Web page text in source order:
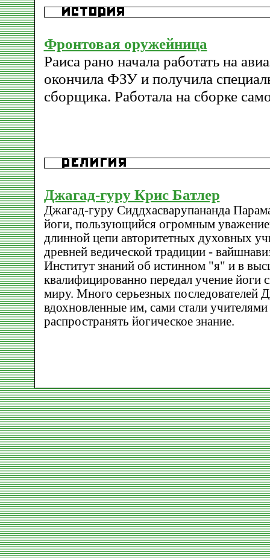
Фронтовая оружейница
Раиса рано начала работать на
окончила ФЗУ и получила
сборщика. Работала на сборке
Джагад-гуру Крис Батлер
Джагад-гуру Сиддхасварупананда
йоги, пользующийся огромным
длинной цепи авторитетных духовных
древней ведической традиции -
Институт знаний об истинном "я" и в
квалифицированно передал учение йоги
миру. Много серьезных последователей
вдохновленные им, сами стали
распространять йогическое знание.